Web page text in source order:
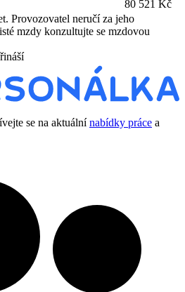
80 521 Kč
Provozovatel neručí za jeho
mzdy konzultujte se mzdovou
se na aktuálnínabídky práce a